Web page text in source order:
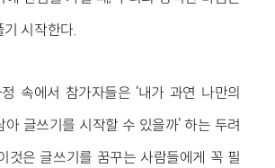
시작한다.
속에서 참가자들은 ‘내가 과연 나만의
글쓰기를 시작할 수 있을까’ 하는 두려
것은 글쓰기를 꿈꾸는 사람들에게 꼭 필